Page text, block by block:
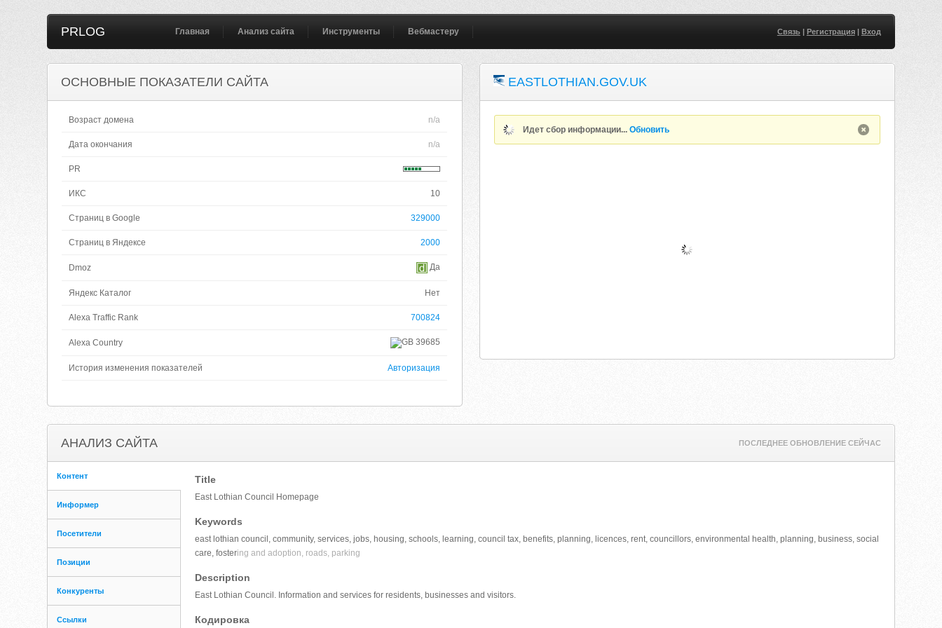
PRLOG Главная Анализ сайта Инструменты Вебмастеру Связь| Регистрация| Вход
ОСНОВНЫЕ ПОКАЗАТЕЛИ САЙТА
Возраст домена n/a
Дата окончания n/a
PR
ИКС 10
Страниц в Google 329000
Страниц в Яндексе 2000
Dmoz Да
Яндекс Каталог Нет
Alexa Traffic Rank 700824
Alexa Country 39685
История изменения показателей Авторизация
EASTLOTHIAN.GOV.UK
Идет сбор информации...Обновить
АНАЛИЗ САЙТА ПОСЛЕДНЕЕ ОБНОВЛЕНИЕ СЕЙЧАС
Контент
Информер
Посетители
Позиции
Конкуренты
Ссылки
Title
East Lothian Council Homepage
Keywords
east lothian council, community, services, jobs, housing, schools, learning, council tax, benefits, planning, licences, rent, councillors, environmental health, planning, business, social
care, fostering and adoption, roads, parking
Description
East Lothian Council. Information and services for residents, businesses and visitors.
Кодировка